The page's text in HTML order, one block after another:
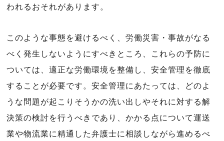
われるおそれがあります。
このような事態を避けるべく、労働災害・事故がなる
べく発生しないようにすべきところ、これらの予防に
ついては、適正な労働環境を整備し、安全管理を徹底
することが必要です。安全管理にあたっては、どのよ
うな問題が起こりそうかの洗い出しやそれに対する解
決策の検討を行うべきであり、かかる点について運送
業や物流業に精通した弁護士に相談しながら進めるべ